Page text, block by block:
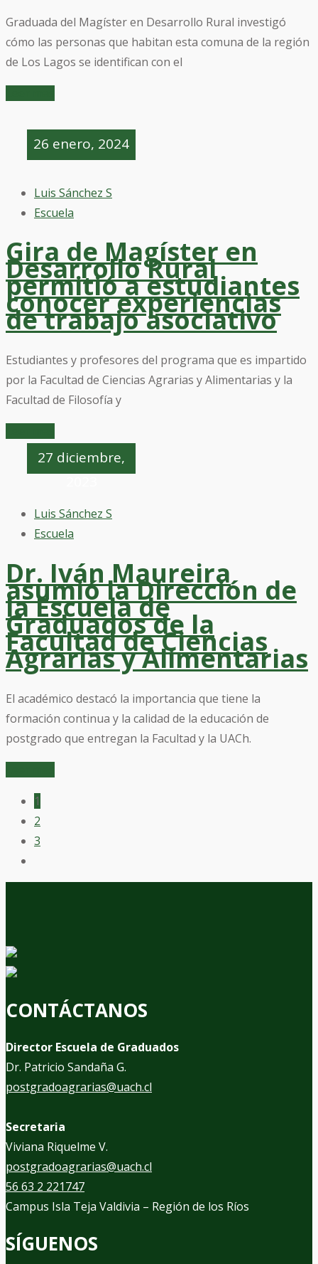
Graduada del Magíster en Desarrollo Rural investigó
cómo las personas que habitan esta comuna de la región
de Los Lagos se identifican con el
26 enero, 2024
Luis Sánchez S
Escuela
Gira de Magíster en
Desarrollo Rural
permitió a estudiantes
conocer experiencias
de trabajo asociativo
Estudiantes y profesores del programa que es impartido
por la Facultad de Ciencias Agrarias y Alimentarias y la
Facultad de Filosofía y
27 diciembre,
Luis Sánchez S
Escuela
Dr. Iván Maureira
asumió la Dirección de
la Escuela de
Graduados de la
Facultad de Ciencias
Agrarias y Alimentarias
El académico destacó la importancia que tiene la
formación continua y la calidad de la educación de
postgrado que entregan la Facultad y la UACh.
1
2
3
CONTÁCTANOS
Director Escuela de Graduados
Dr. Patricio Sandaña G.
postgradoagrarias@uach.cl
Secretaria
Viviana Riquelme V.
postgradoagrarias@uach.cl
56 63 2 221747
Campus Isla Teja Valdivia – Región de los Ríos
SÍGUENOS